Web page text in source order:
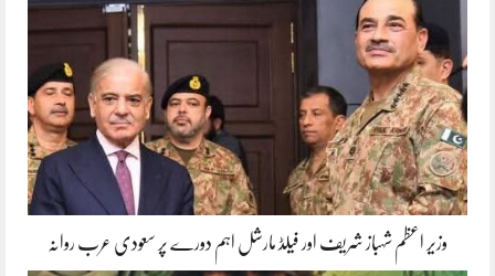
وزیر اعظم شہباز شریف اور فیلڈ مارشل اہم دورے پر سعودی عرب روانہ